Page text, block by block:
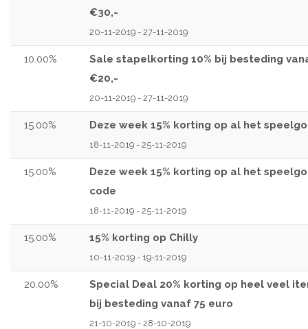
€30,-
20-11-2019 - 27-11-2019
10.00%
Sale stapelkorting 10% bij besteding
€20,-
20-11-2019 - 27-11-2019
15.00% Deze week 15% korting op al het
18-11-2019 - 25-11-2019
15.00%
Deze week 15% korting op al het
code
18-11-2019 - 25-11-2019
15.00% 15% korting op Chilly
10-11-2019 - 19-11-2019
20.00%
Special Deal 20% korting op heel veel
bij besteding vanaf 75 euro
21-10-2019 - 28-10-2019